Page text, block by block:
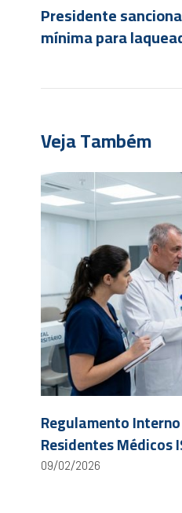
Presidente
mínima para
Veja Também
Regulamento
Residentes Médicos
09/02/2026